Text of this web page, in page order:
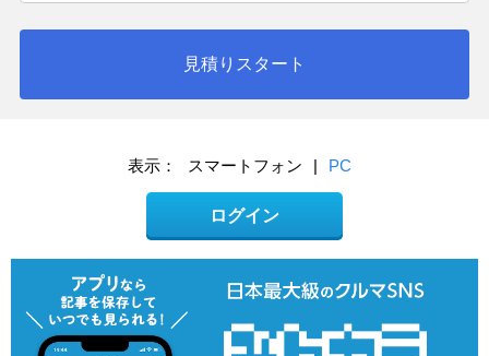
見積りスタート
表示： スマートフォン | PC
ログイン